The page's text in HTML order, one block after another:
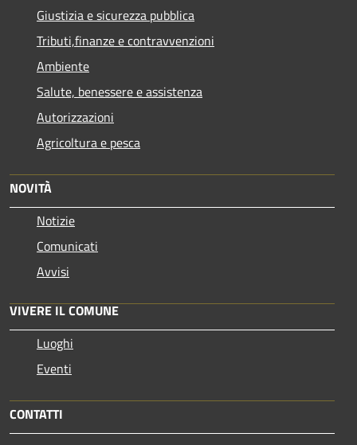
Giustizia e sicurezza pubblica
Tributi,finanze e contravvenzioni
Ambiente
Salute, benessere e assistenza
Autorizzazioni
Agricoltura e pesca
NOVITÀ
Notizie
Comunicati
Avvisi
VIVERE IL COMUNE
Luoghi
Eventi
CONTATTI